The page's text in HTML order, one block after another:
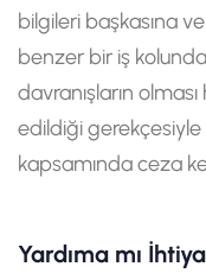
bilgileri başkasına
benzer bir iş kolunda
davranışların
edildiği gerekçesiyle
kapsamında ceza
Yardıma mı